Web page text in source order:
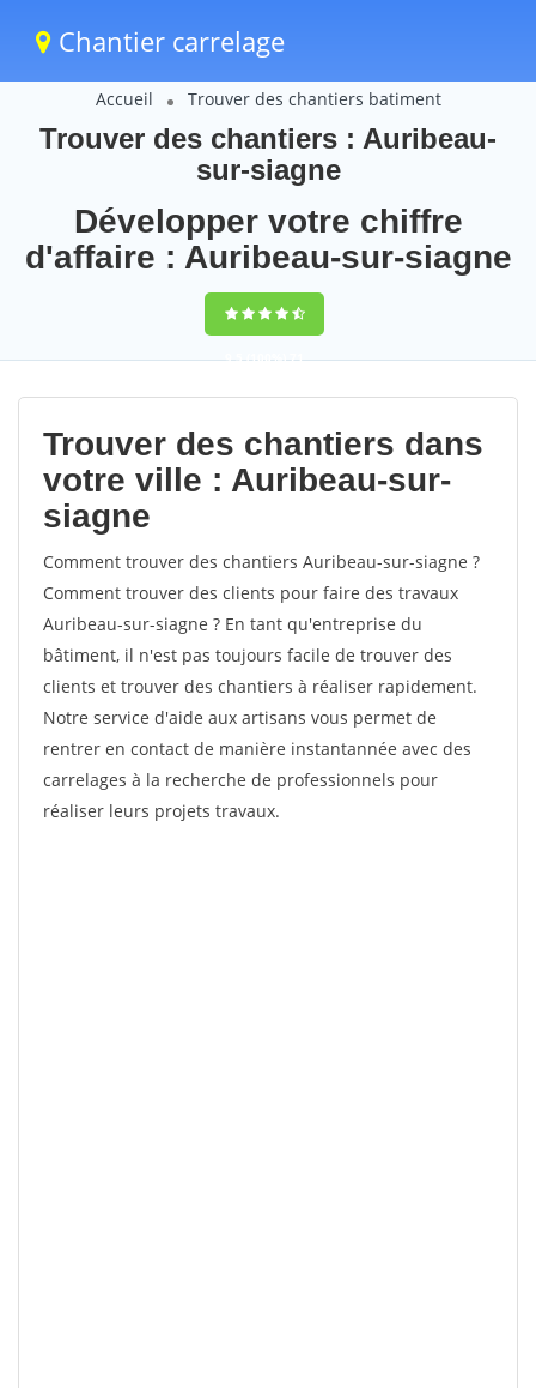
Chantier carrelage
Accueil Trouver des chantiers batiment
Trouver des chantiers : Auribeau-
sur-siagne
Développer votre chiffre
d'affaire : Auribeau-sur-siagne
9,5(100%)71
votes
Trouver des chantiers dans
votre ville : Auribeau-sur-
siagne
Comment trouver des chantiers Auribeau-sur-siagne ?
Comment trouver des clients pour faire des travaux
Auribeau-sur-siagne ? En tant qu'entreprise du
bâtiment, il n'est pas toujours facile de trouver des
clients et trouver des chantiers à réaliser rapidement.
Notre service d'aide aux artisans vous permet de
rentrer en contact de manière instantannée avec des
carrelages à la recherche de professionnels pour
réaliser leurs projets travaux.